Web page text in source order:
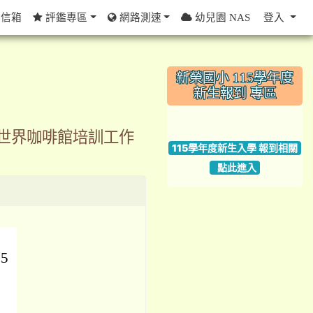
界咖啡館培訓工作
:::
新榮國小 115學年度
新生報到 專區
115學年度新生入學 報到相關
點此進入
箱 評鑑專區 網路測速 幼兒園 NAS 登入